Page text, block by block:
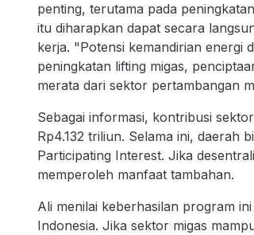
penting, terutama pada
itu diharapkan dapat secara
kerja. "Potensi kemandirian energi
peningkatan lifting migas,
merata dari sektor pertambangan
Sebagai informasi, kontribusi
Rp4.132 triliun. Selama ini, daerah
Participating Interest. Jika
memperoleh manfaat tambahan.
Ali menilai keberhasilan program
Indonesia. Jika sektor migas